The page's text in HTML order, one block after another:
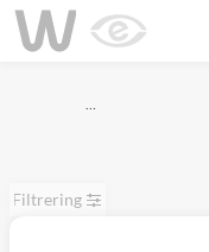
…
Filtrering
Mangler chatten?
Ret samtykke!